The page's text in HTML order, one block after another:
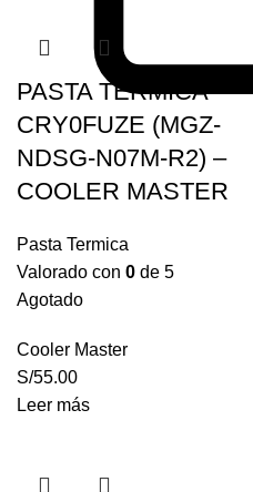
PASTA TERMICA
CRY0FUZE (MGZ-
NDSG-N07M-R2) –
COOLER MASTER
Pasta Termica
Valorado con 0 de 5
Agotado
Cooler Master
S/55.00
Leer más